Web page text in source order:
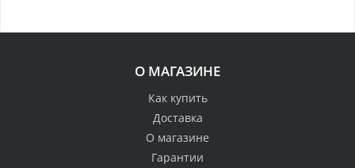
О МАГАЗИНЕ
Как купить
Доставка
О магазине
Гарантии